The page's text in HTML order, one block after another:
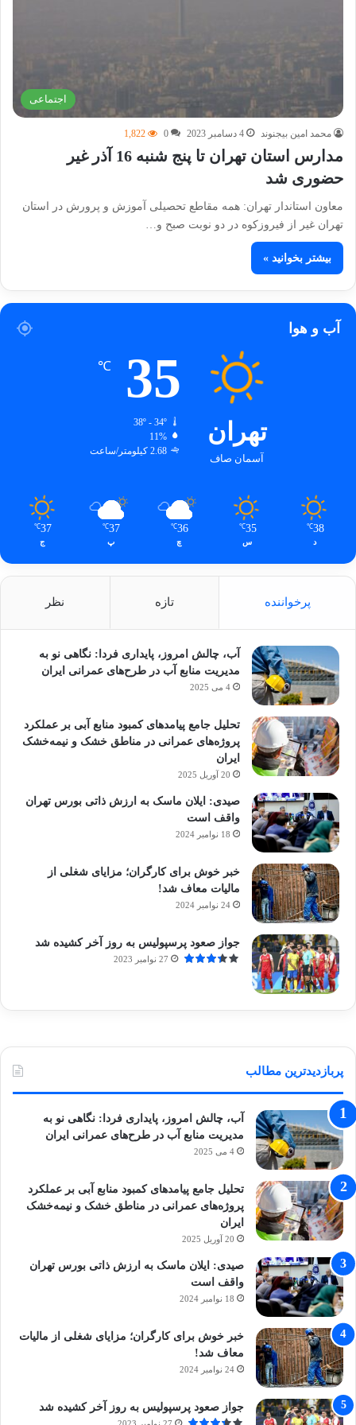
اجتماعی
محمد امین بیجنوند 4 دسامبر 2023 0
1,822
مدارس استان تهران تا پنج شنبه 16 آذر غیر
حضوری شد
معاون استاندار تهران: همه مقاطع تحصیلی آموزش و پرورش در استان
تهران غیر از فیروزکوه در دو نوبت صبح و…
بیشتر بخوانید »
آب و هوا
تهران
آسمان صاف
35
℃
38º - 34º
11%
2.68 کیلومتر/ساعت
38
℃
د
35
℃
س
36
℃
چ
37
℃
پ
37
℃
ج
پرخواننده تازه نظر
آب، چالش امروز، پایداری فردا: نگاهی نو به
مدیریت منابع آب در طرح‌های عمرانی ایران
4 می 2025
تحلیل جامع پیامدهای کمبود منابع آبی بر عملکرد
پروژه‌های عمرانی در مناطق خشک و نیمه‌خشک
ایران
20 آوریل 2025
صیدی: ایلان ماسک به ارزش ذاتی بورس تهران
واقف است
18 نوامبر 2024
خبر خوش برای کارگران؛ مزایای شغلی از
مالیات معاف شد!
24 نوامبر 2024
جواز صعود پرسپولیس به روز آخر کشیده شد
27 نوامبر 2023
پربازدیدترین مطالب
آب، چالش امروز، پایداری فردا: نگاهی نو به
مدیریت منابع آب در طرح‌های عمرانی ایران
4 می 2025
تحلیل جامع پیامدهای کمبود منابع آبی بر عملکرد
پروژه‌های عمرانی در مناطق خشک و نیمه‌خشک
ایران
20 آوریل 2025
صیدی: ایلان ماسک به ارزش ذاتی بورس تهران
واقف است
18 نوامبر 2024
خبر خوش برای کارگران؛ مزایای شغلی از مالیات
معاف شد!
24 نوامبر 2024
جواز صعود پرسپولیس به روز آخر کشیده شد